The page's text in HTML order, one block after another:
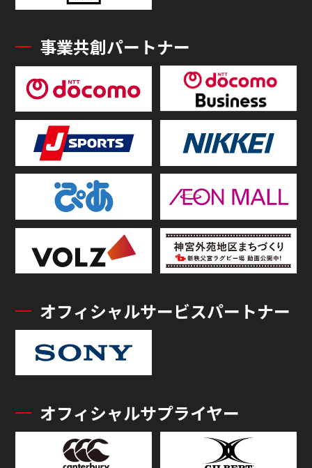
事業共創パートナー
オフィシャルサービスパートナー
オフィシャルサプライヤー